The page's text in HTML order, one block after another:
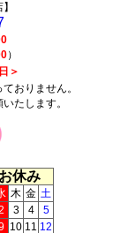
）
＞
おりません。
たします。
休み
木 金 土
3 4
5
10 11 12